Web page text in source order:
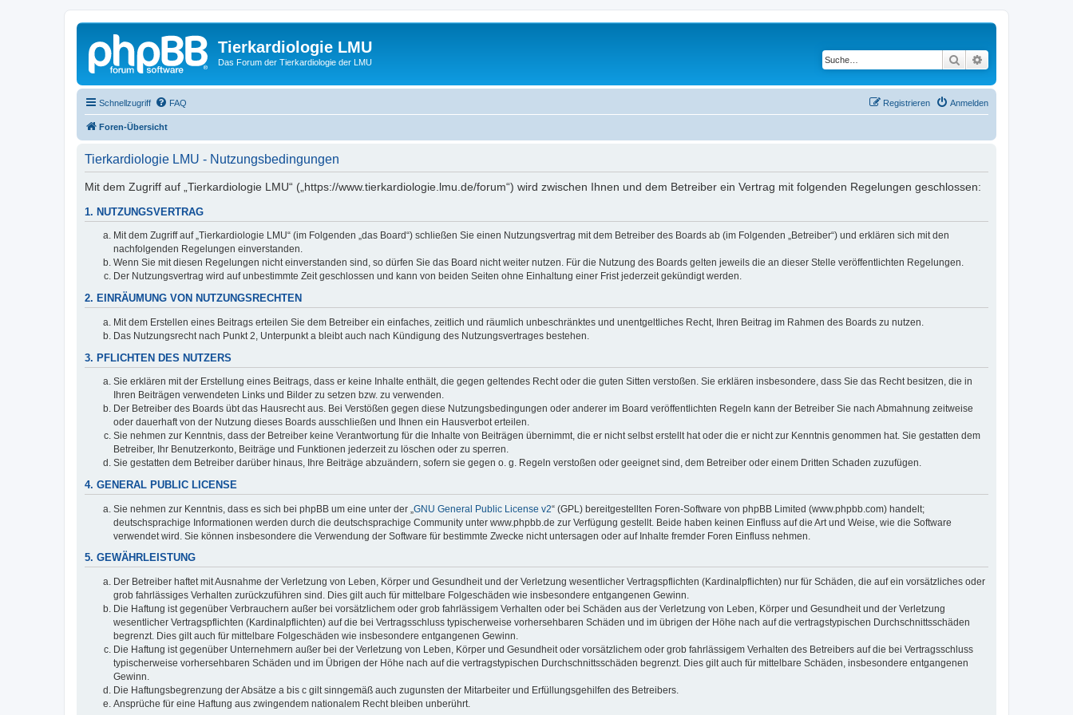
Tierkardiologie LMU
Das Forum der Tierkardiologie der LMU Suche
Schnellzugriff FAQ Anmelden
Registrieren
Foren-Übersicht
Tierkardiologie LMU - Nutzungsbedingungen
Mit dem Zugriff auf „Tierkardiologie LMU“ („https://www.tierkardiologie.lmu.de/forum“) wird zwischen Ihnen und dem Betreiber ein Vertrag mit folgenden Regelungen geschlossen:
1. NUTZUNGSVERTRAG
Mit dem Zugriff auf „Tierkardiologie LMU“ (im Folgenden „das Board“) schließen Sie einen Nutzungsvertrag mit dem Betreiber des Boards ab (im Folgenden „Betreiber“) und erklären sich mit den
nachfolgenden Regelungen einverstanden.
Wenn Sie mit diesen Regelungen nicht einverstanden sind, so dürfen Sie das Board nicht weiter nutzen. Für die Nutzung des Boards gelten jeweils die an dieser Stelle veröffentlichten Regelungen.
Der Nutzungsvertrag wird auf unbestimmte Zeit geschlossen und kann von beiden Seiten ohne Einhaltung einer Frist jederzeit gekündigt werden.
2. EINRÄUMUNG VON NUTZUNGSRECHTEN
Mit dem Erstellen eines Beitrags erteilen Sie dem Betreiber ein einfaches, zeitlich und räumlich unbeschränktes und unentgeltliches Recht, Ihren Beitrag im Rahmen des Boards zu nutzen.
Das Nutzungsrecht nach Punkt 2, Unterpunkt a bleibt auch nach Kündigung des Nutzungsvertrages bestehen.
3. PFLICHTEN DES NUTZERS
Sie erklären mit der Erstellung eines Beitrags, dass er keine Inhalte enthält, die gegen geltendes Recht oder die guten Sitten verstoßen. Sie erklären insbesondere, dass Sie das Recht besitzen, die in
Ihren Beiträgen verwendeten Links und Bilder zu setzen bzw. zu verwenden.
Der Betreiber des Boards übt das Hausrecht aus. Bei Verstößen gegen diese Nutzungsbedingungen oder anderer im Board veröffentlichten Regeln kann der Betreiber Sie nach Abmahnung zeitweise
oder dauerhaft von der Nutzung dieses Boards ausschließen und Ihnen ein Hausverbot erteilen.
Sie nehmen zur Kenntnis, dass der Betreiber keine Verantwortung für die Inhalte von Beiträgen übernimmt, die er nicht selbst erstellt hat oder die er nicht zur Kenntnis genommen hat. Sie gestatten dem
Betreiber, Ihr Benutzerkonto, Beiträge und Funktionen jederzeit zu löschen oder zu sperren.
Sie gestatten dem Betreiber darüber hinaus, Ihre Beiträge abzuändern, sofern sie gegen o. g. Regeln verstoßen oder geeignet sind, dem Betreiber oder einem Dritten Schaden zuzufügen.
4. GENERAL PUBLIC LICENSE
Sie nehmen zur Kenntnis, dass es sich bei phpBB um eine unter der „ GNU General Public License v2“ (GPL) bereitgestellten Foren-Software von phpBB Limited (www.phpbb.com) handelt;
deutschsprachige Informationen werden durch die deutschsprachige Community unter www.phpbb.de zur Verfügung gestellt. Beide haben keinen Einfluss auf die Art und Weise, wie die Software
verwendet wird. Sie können insbesondere die Verwendung der Software für bestimmte Zwecke nicht untersagen oder auf Inhalte fremder Foren Einfluss nehmen.
5. GEWÄHRLEISTUNG
Der Betreiber haftet mit Ausnahme der Verletzung von Leben, Körper und Gesundheit und der Verletzung wesentlicher Vertragspflichten (Kardinalpflichten) nur für Schäden, die auf ein vorsätzliches oder
grob fahrlässiges Verhalten zurückzuführen sind. Dies gilt auch für mittelbare Folgeschäden wie insbesondere entgangenen Gewinn.
Die Haftung ist gegenüber Verbrauchern außer bei vorsätzlichem oder grob fahrlässigem Verhalten oder bei Schäden aus der Verletzung von Leben, Körper und Gesundheit und der Verletzung
wesentlicher Vertragspflichten (Kardinalpflichten) auf die bei Vertragsschluss typischerweise vorhersehbaren Schäden und im übrigen der Höhe nach auf die vertragstypischen Durchschnittsschäden
begrenzt. Dies gilt auch für mittelbare Folgeschäden wie insbesondere entgangenen Gewinn.
Die Haftung ist gegenüber Unternehmern außer bei der Verletzung von Leben, Körper und Gesundheit oder vorsätzlichem oder grob fahrlässigem Verhalten des Betreibers auf die bei Vertragsschluss
typischerweise vorhersehbaren Schäden und im Übrigen der Höhe nach auf die vertragstypischen Durchschnittsschäden begrenzt. Dies gilt auch für mittelbare Schäden, insbesondere entgangenen
Gewinn.
Die Haftungsbegrenzung der Absätze a bis c gilt sinngemäß auch zugunsten der Mitarbeiter und Erfüllungsgehilfen des Betreibers.
Ansprüche für eine Haftung aus zwingendem nationalem Recht bleiben unberührt.